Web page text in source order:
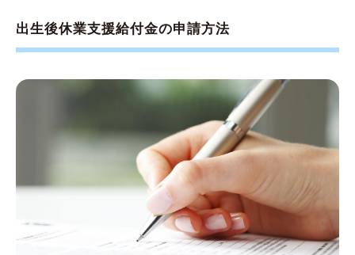
出生後休業支援給付金の申請方法